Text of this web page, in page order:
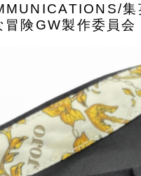
集
険GW製作委員会